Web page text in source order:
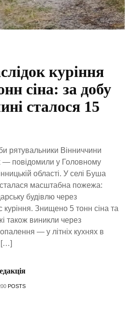
куріння
сіна: за добу
сталося 15
рятувальники Вінниччини
— повідомили у Головному
області. У селі Буша
масштабна пожежа:
будівлю через
куріння. Знищено 5 тонн сіна та
також виникли через
— у літніх кухнях в
[…]
POSTS